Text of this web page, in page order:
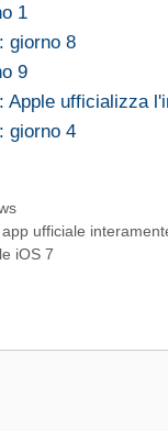
1
giorno 8
9
Apple ufficializza
giorno 4
ufficiale
iOS 7